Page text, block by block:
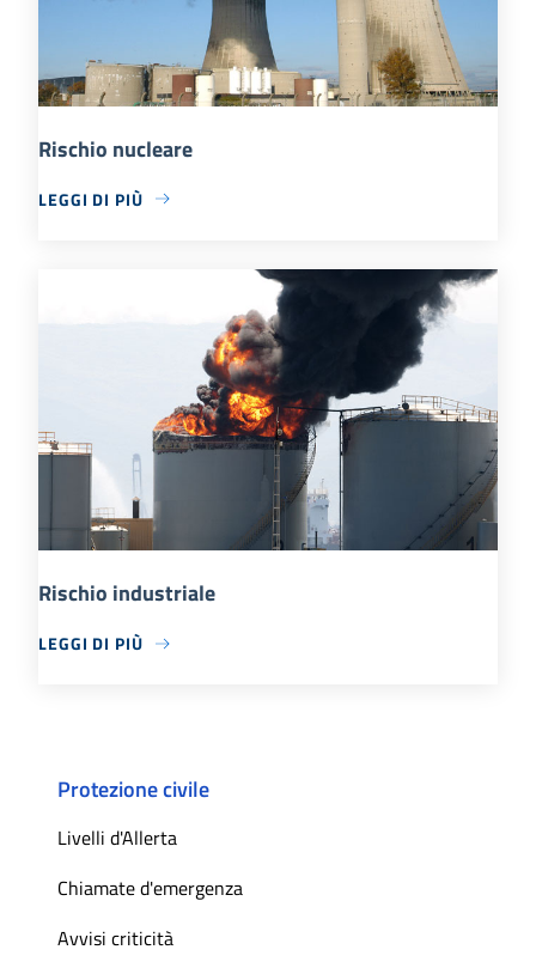
Rischio nucleare
LEGGI DI PIÙ
Rischio industriale
LEGGI DI PIÙ
Protezione civile
Livelli d'Allerta
Chiamate d'emergenza
Avvisi criticità